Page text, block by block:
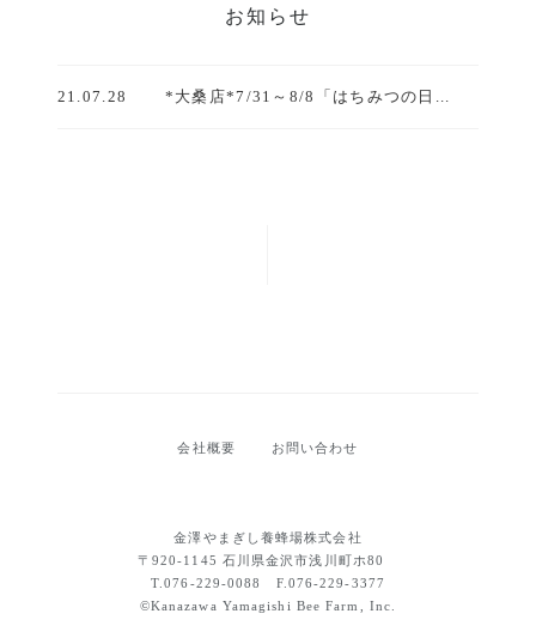
お知らせ
21.07.28 *大桑店*7/31～8/8「はちみつの日...
会社概要 お問い合わせ
金澤やまぎし養蜂場株式会社
〒920-1145 石川県金沢市浅川町ホ80
T.076-229-0088 F.076-229-3377
©Kanazawa Yamagishi Bee Farm, Inc.